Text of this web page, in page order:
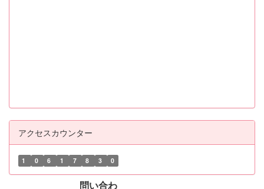
アクセスカウンター
1 0 6 1 7 8 3 0
問い合わ